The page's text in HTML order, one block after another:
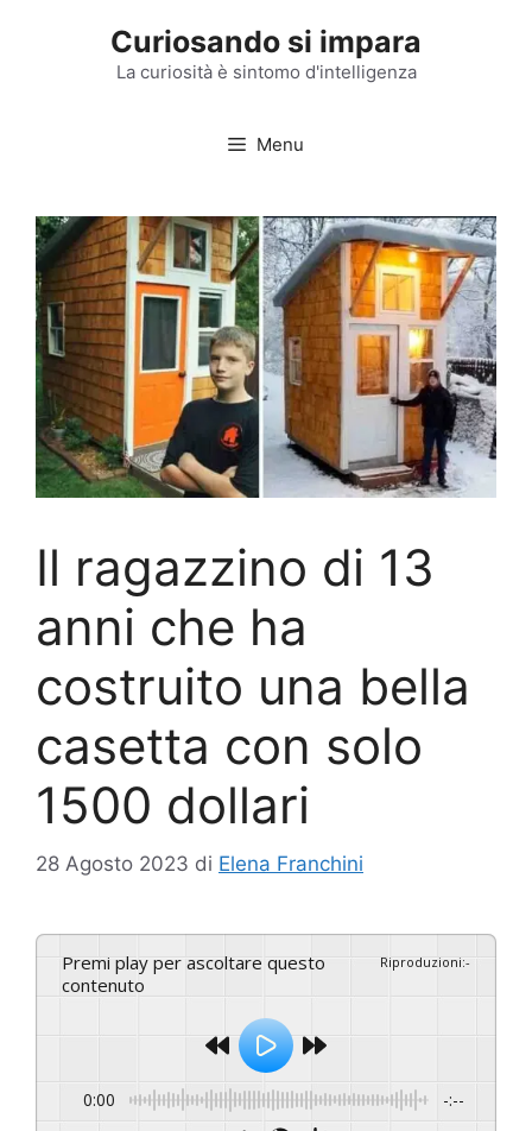
Curiosando si impara
La curiosità è sintomo d'intelligenza
Menu
Il ragazzino di 13
anni che ha
costruito una bella
casetta con solo
1500 dollari
28 Agosto 2023 di Elena Franchini
Premi play per ascoltare questo
contenuto
Riproduzioni:-
0:00 -:--